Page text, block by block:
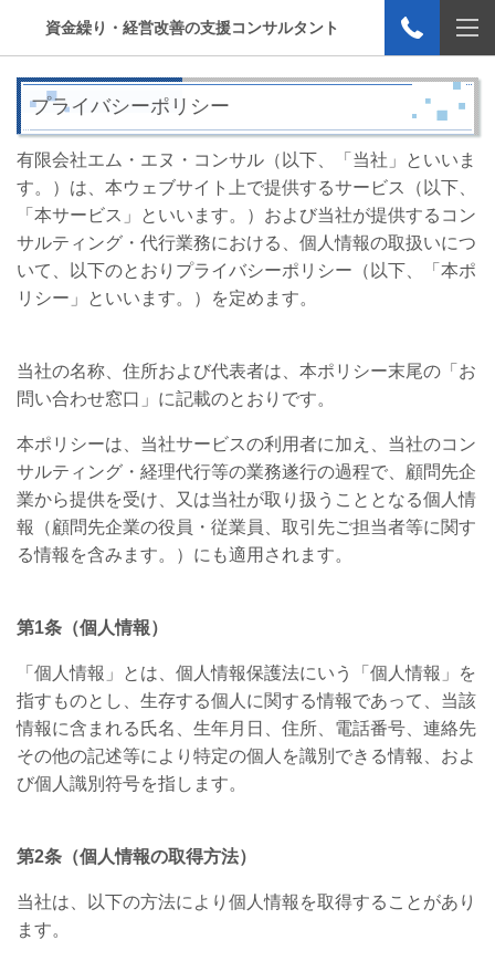
資金繰り・経営改善の支援コンサルタント
プライバシーポリシー
有限会社エム・エヌ・コンサル（以下、「当社」といいま
す。）は、本ウェブサイト上で提供するサービス（以下、
「本サービス」といいます。）および当社が提供するコン
サルティング・代行業務における、個人情報の取扱いにつ
いて、以下のとおりプライバシーポリシー（以下、「本ポ
リシー」といいます。）を定めます。
当社の名称、住所および代表者は、本ポリシー末尾の「お
問い合わせ窓口」に記載のとおりです。
本ポリシーは、当社サービスの利用者に加え、当社のコン
サルティング・経理代行等の業務遂行の過程で、顧問先企
業から提供を受け、又は当社が取り扱うこととなる個人情
報（顧問先企業の役員・従業員、取引先ご担当者等に関す
る情報を含みます。）にも適用されます。
第1条（個人情報）
「個人情報」とは、個人情報保護法にいう「個人情報」を
指すものとし、生存する個人に関する情報であって、当該
情報に含まれる氏名、生年月日、住所、電話番号、連絡先
その他の記述等により特定の個人を識別できる情報、およ
び個人識別符号を指します。
第2条（個人情報の取得方法）
当社は、以下の方法により個人情報を取得することがあり
ます。